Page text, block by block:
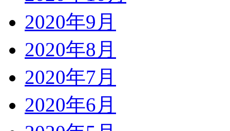
2020年9月
2020年8月
2020年7月
2020年6月